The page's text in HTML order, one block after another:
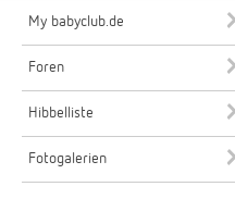
My babyclub.de
Foren
Hibbelliste
Fotogalerien